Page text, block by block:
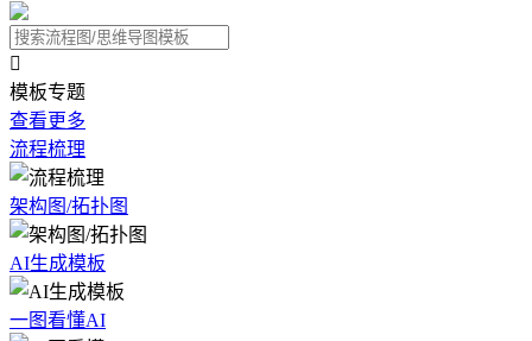

模板专题
查看更多
流程梳理
架构图/拓扑图
AI生成模板
一图看懂AI